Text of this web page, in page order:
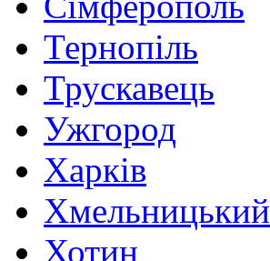
Тернопіль
Трускавець
Ужгород
Харків
Хмельницький
Хотин